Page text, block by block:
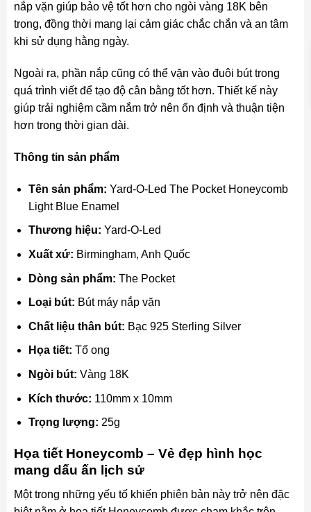
nắp vặn giúp bảo vệ tốt hơn cho ngòi vàng 18K bên
trong, đồng thời mang lại cảm giác chắc chắn và an tâm
khi sử dụng hằng ngày.
Ngoài ra, phần nắp cũng có thể vặn vào đuôi bút trong
quá trình viết để tạo độ cân bằng tốt hơn. Thiết kế này
giúp trải nghiệm cầm nắm trở nên ổn định và thuận tiện
hơn trong thời gian dài.
Thông tin sản phẩm
Tên sản phẩm: Yard-O-Led The Pocket Honeycomb
Light Blue Enamel
Thương hiệu: Yard-O-Led
Xuất xứ: Birmingham, Anh Quốc
Dòng sản phẩm: The Pocket
Loại bút: Bút máy nắp vặn
Chất liệu thân bút: Bạc 925 Sterling Silver
Họa tiết: Tổ ong
Ngòi bút: Vàng 18K
Kích thước: 110mm x 10mm
Trọng lượng: 25g
Họa tiết Honeycomb – Vẻ đẹp hình học
mang dấu ấn lịch sử
Một trong những yếu tố khiến phiên bản này trở nên đặc